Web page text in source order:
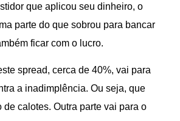
que aplicou seu dinheiro, o
parte do que sobrou para bancar
ficar com o lucro.
spread, cerca de 40%, vai para
a inadimplência. Ou seja, que
de calotes. Outra parte vai para o